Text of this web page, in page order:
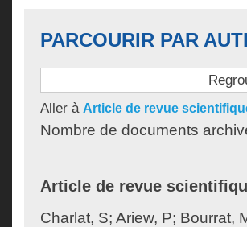
PARCOURIR PAR
Aller à Article de revue
Nombre de documents
Article de revue
Charlat, S; Ariew, P; Bourrat,